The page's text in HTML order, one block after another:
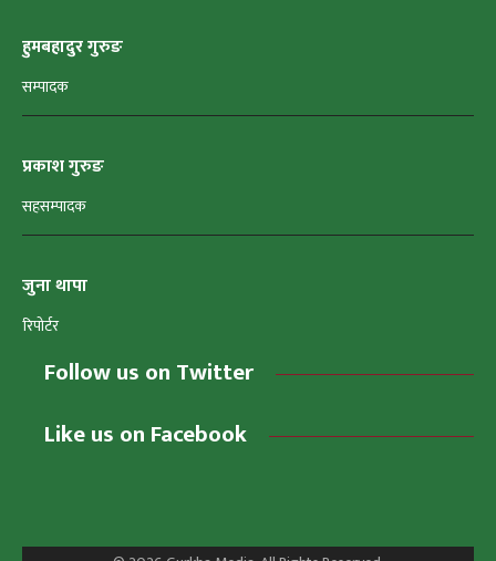
हुमबहादुर गुरुङ
सम्पादक
प्रकाश गुरुङ
सहसम्पादक
जुना थापा
रिपोर्टर
Follow us on Twitter
Like us on Facebook